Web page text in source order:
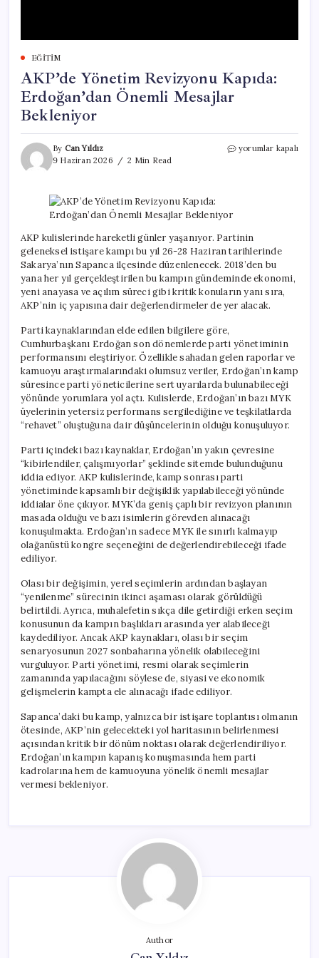
EĞITIM
AKP’de Yönetim Revizyonu Kapıda:
Erdoğan’dan Önemli Mesajlar
Bekleniyor
By Can Yıldız
9 Haziran 2026
2 Min Read
AKP’de
Bekleniyor
yorumlar kapalı
AKP kulislerinde hareketli günler yaşanıyor. Partinin
geleneksel istişare kampı bu yıl 26-28 Haziran tarihlerinde
Sakarya’nın Sapanca ilçesinde düzenlenecek. 2018’den bu
yana her yıl gerçekleştirilen bu kampın gündeminde ekonomi,
yeni anayasa ve açılım süreci gibi kritik konuların yanı sıra,
AKP’nin iç yapısına dair değerlendirmeler de yer alacak.
Parti kaynaklarından elde edilen bilgilere göre,
Cumhurbaşkanı Erdoğan son dönemlerde parti yönetiminin
performansını eleştiriyor. Özellikle sahadan gelen raporlar ve
kamuoyu araştırmalarındaki olumsuz veriler, Erdoğan’ın kamp
süresince parti yöneticilerine sert uyarılarda bulunabileceği
yönünde yorumlara yol açtı. Kulislerde, Erdoğan’ın bazı MYK
üyelerinin yetersiz performans sergilediğine ve teşkilatlarda
“rehavet” oluştuğuna dair düşüncelerinin olduğu konuşuluyor.
Parti içindeki bazı kaynaklar, Erdoğan’ın yakın çevresine
“kibirlendiler, çalışmıyorlar” şeklinde sitemde bulunduğunu
iddia ediyor. AKP kulislerinde, kamp sonrası parti
yönetiminde kapsamlı bir değişiklik yapılabileceği yönünde
iddialar öne çıkıyor. MYK’da geniş çaplı bir revizyon planının
masada olduğu ve bazı isimlerin görevden alınacağı
konuşulmakta. Erdoğan’ın sadece MYK ile sınırlı kalmayıp
olağanüstü kongre seçeneğini de değerlendirebileceği ifade
ediliyor.
Olası bir değişimin, yerel seçimlerin ardından başlayan
“yenilenme” sürecinin ikinci aşaması olarak görüldüğü
belirtildi. Ayrıca, muhalefetin sıkça dile getirdiği erken seçim
konusunun da kampın başlıkları arasında yer alabileceği
kaydediliyor. Ancak AKP kaynakları, olası bir seçim
senaryosunun 2027 sonbaharına yönelik olabileceğini
vurguluyor. Parti yönetimi, resmi olarak seçimlerin
zamanında yapılacağını söylese de, siyasi ve ekonomik
gelişmelerin kampta ele alınacağı ifade ediliyor.
Sapanca’daki bu kamp, yalnızca bir istişare toplantısı olmanın
ötesinde, AKP’nin gelecekteki yol haritasının belirlenmesi
açısından kritik bir dönüm noktası olarak değerlendiriliyor.
Erdoğan’ın kampın kapanış konuşmasında hem parti
kadrolarına hem de kamuoyuna yönelik önemli mesajlar
vermesi bekleniyor.
Author